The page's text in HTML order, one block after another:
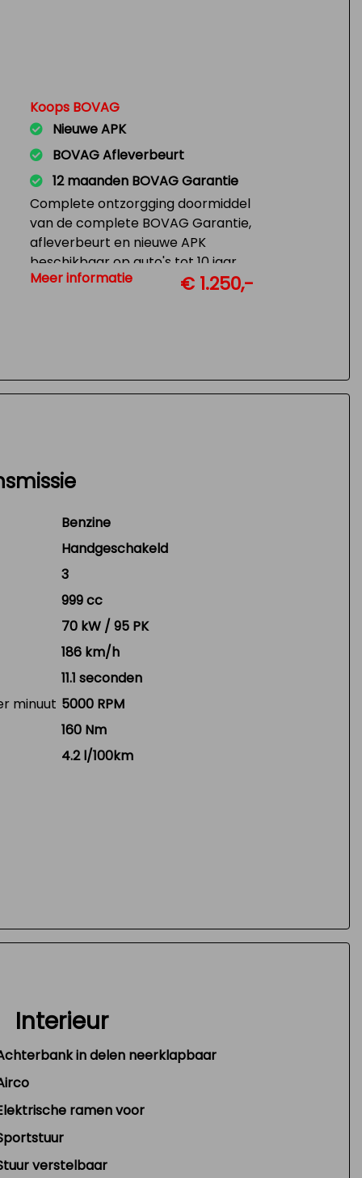
Koops BOVAG
Nieuwe APK
BOVAG Afleverbeurt
12 maanden BOVAG Garantie
Complete ontzorgging doormiddel
van de complete BOVAG Garantie,
afleverbeurt en nieuwe APK
beschikbaar op auto's tot 10 jaar
en 150.000 KM
Meer informatie € 1.250,-
Benzine
Handgeschakeld
3
999 cc
70 kW / 95 PK
186 km/h
11.1 seconden
minuut 5000 RPM
160 Nm
4.2 l/100km
Interieur
in delen neerklapbaar
ramen voor
verstelbaar